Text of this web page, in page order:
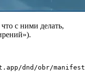
с ними делать,
dnd/obr/